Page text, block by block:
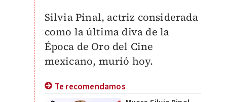
Silvia Pinal, actriz considerada
como la última diva de la
Época de Oro del Cine
mexicano, murió hoy.
Te recomendamos